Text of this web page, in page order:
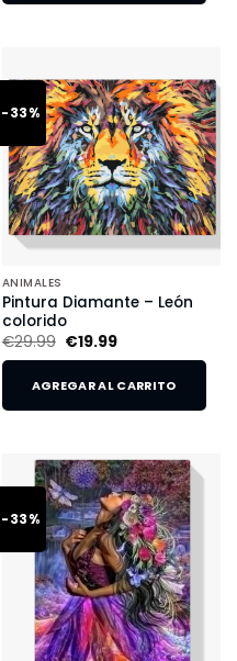
-33%
ANIMALES
Pintura Diamante – León
colorido
€29.99 €19.99
AGREGAR AL CARRITO
-33%